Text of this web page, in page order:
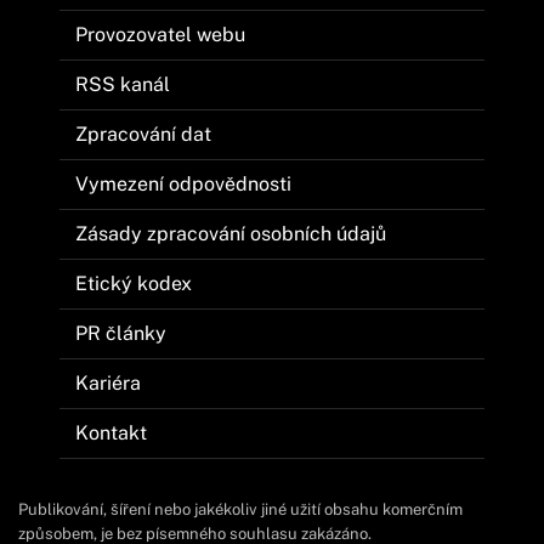
Provozovatel webu
RSS kanál
Zpracování dat
Vymezení odpovědnosti
Zásady zpracování osobních údajů
Etický kodex
PR články
Kariéra
Kontakt
Publikování, šíření nebo jakékoliv jiné užití obsahu komerčním
způsobem, je bez písemného souhlasu zakázáno.